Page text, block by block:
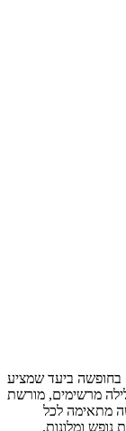
בחופשה ביעד שמציע
מרשימים, מורשת
מתאימה לכל
נופש ומלונות.